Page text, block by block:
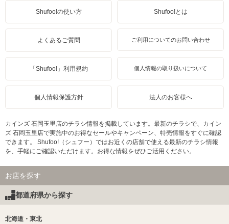
Shufoo!の使い方 Shufoo!とは
よくあるご質問 ご利用についてのお問い合わせ
「Shufoo!」利用規約 個人情報の取り扱いについて
個人情報保護方針 法人のお客様へ
カインズ 石岡玉里店のチラシ情報を掲載しています。最新のチラシで、カイン
ズ 石岡玉里店で実施中のお得なセールやキャンペーン、特売情報をすぐに確認
できます。 Shufoo!（シュフー）ではお近くの店舗で使える最新のチラシ情報
を、手軽にご確認いただけます。お得な情報をぜひご活用ください。
お店を探す
都道府県から探す
北海道・東北